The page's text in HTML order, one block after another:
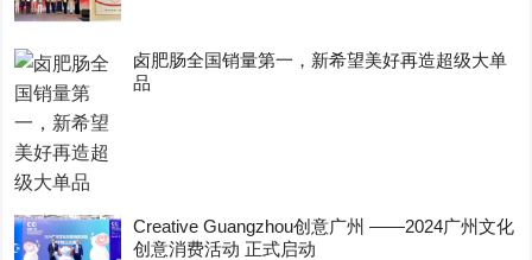
卤肥肠全国销量第一，新希望美好再造超级大单
品
Creative Guangzhou创意广州 ——2024广州文化
创意消费活动 正式启动